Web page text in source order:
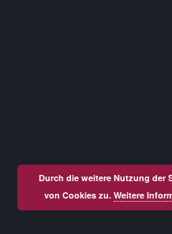
Durch die weitere Nutzung der
von Cookies zu.Weitere